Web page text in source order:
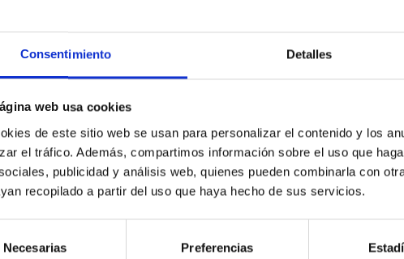
Consentimiento Detalles
web usa cookies
de este sitio web se usan para personalizar el contenido y los
el tráfico. Además, compartimos información sobre el uso que
publicidad y análisis web, quienes pueden combinarla con
recopilado a partir del uso que haya hecho de sus servicios.
Necesarias Preferencias
INFORMACIÓN INSTITUCIONAL PORTAL DEL IAC